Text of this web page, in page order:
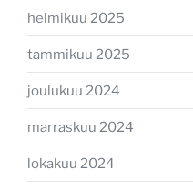
helmikuu 2025
tammikuu 2025
joulukuu 2024
marraskuu 2024
lokakuu 2024